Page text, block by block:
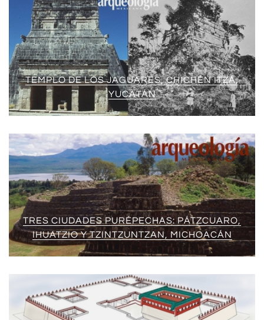
TEMPLO DE LOS JAGUARES, CHICHÉN ITZÁ,
YUCATÁN
TRES CIUDADES PURÉPECHAS: PÁTZCUARO,
IHUATZIO Y TZINTZUNTZAN, MICHOACÁN